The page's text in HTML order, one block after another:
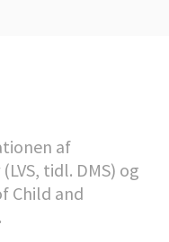
af
tidl. DMS) og
Child and